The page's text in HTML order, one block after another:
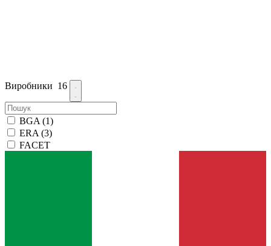
Виробники 16
BGA (1)
ERA (3)
FACET